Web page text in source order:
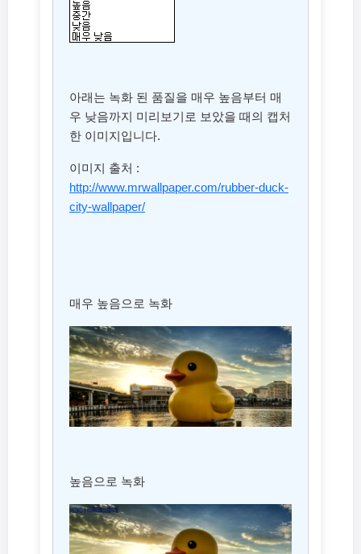
아래는 녹화 된 품질을 매우 높음부터 매
우 낮음까지 미리보기로 보았을 때의 캡처
한 이미지입니다.
이미지 출처 :
http://www.mrwallpaper.com/rubber-duck-
city-wallpaper/
매우 높음으로 녹화
높음으로 녹화